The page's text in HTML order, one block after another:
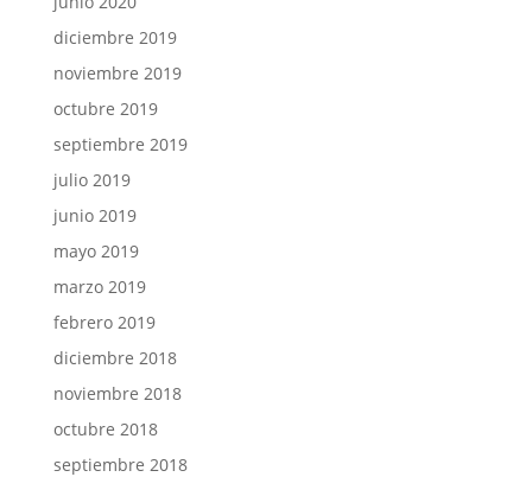
diciembre 2019
noviembre 2019
octubre 2019
septiembre 2019
julio 2019
junio 2019
mayo 2019
marzo 2019
febrero 2019
diciembre 2018
noviembre 2018
octubre 2018
septiembre 2018